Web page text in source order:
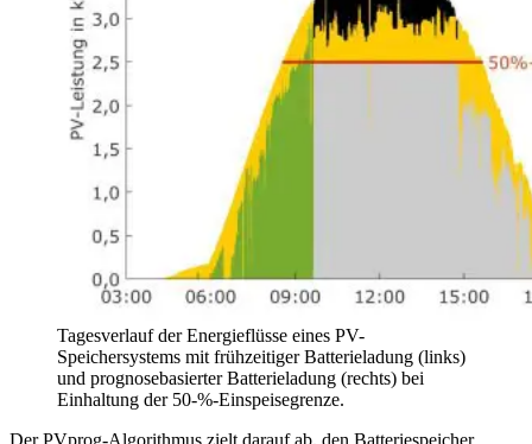
Tagesverlauf der Energieflüsse eines PV-
Speichersystems mit frühzeitiger Batterieladung (links)
und prognosebasierter Batterieladung (rechts) bei
Einhaltung der 50-%-Einspeisegrenze.
Der PVprog-Algorithmus zielt darauf ab, den Batteriespeicher